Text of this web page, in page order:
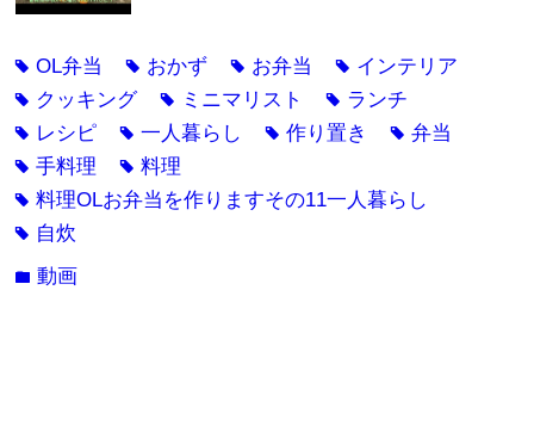
tagOL弁当 tag おかず tag お弁当 tag インテリア
tag クッキング tag ミニマリスト tag ランチ
tag レシピ tag一人暮らし tag作り置き tag弁当
tag手料理 tag料理
tag料理OLお弁当を作りますその11一人暮らし
tag 自炊
folder動画